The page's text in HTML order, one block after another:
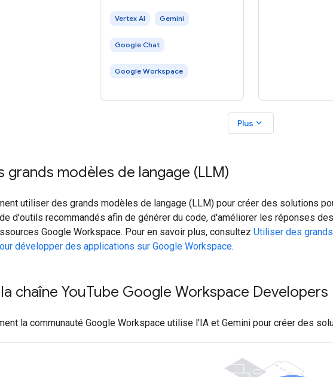
Vertex AI Gemini
Google Chat
Google Workspace
Plus expand_more
grands modèles de langage (LLM)
utiliser des grands modèles de langage (LLM) pour créer des solutions
d'outils recommandés afin de générer du code, d'améliorer les réponses
Google Workspace. Pour en savoir plus, consultez Utiliser des
développer des applications sur Google Workspace.
chaîne YouTube Google Workspace Developers
la communauté Google Workspace utilise l'IA et Gemini pour créer des